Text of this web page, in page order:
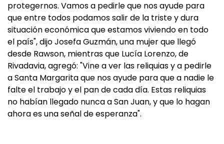
protegernos. Vamos a pedirle que nos ayude para
que entre todos podamos salir de la triste y dura
situación económica que estamos viviendo en todo
el país", dijo Josefa Guzmán, una mujer que llegó
desde Rawson, mientras que Lucía Lorenzo, de
Rivadavia, agregó: "Vine a ver las reliquias y a pedirle
a Santa Margarita que nos ayude para que a nadie le
falte el trabajo y el pan de cada día. Estas reliquias
no habían llegado nunca a San Juan, y que lo hagan
ahora es una señal de esperanza".